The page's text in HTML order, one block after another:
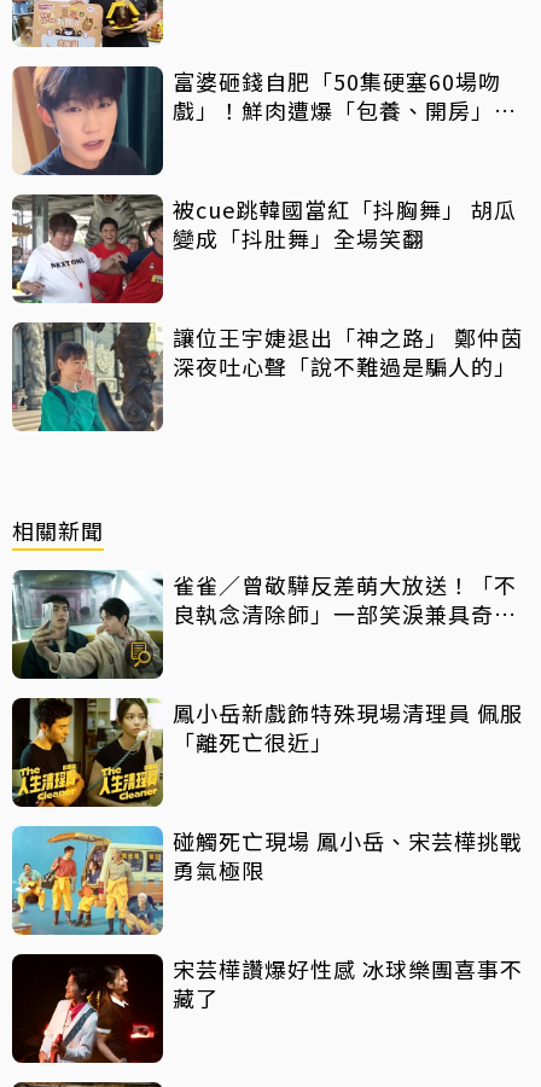
富婆砸錢自肥「50集硬塞60場吻
戲」！鮮肉遭爆「包養、開房」全
被cue跳韓國當紅「抖胸舞」 胡瓜
變成「抖肚舞」全場笑翻
讓位王宇婕退出「神之路」 鄭仲茵
深夜吐心聲「說不難過是騙人的」
相關新聞
雀雀／曾敬驊反差萌大放送！「不
良執念清除師」一部笑淚兼具奇幻
鳳小岳新戲飾特殊現場清理員 佩服
「離死亡很近」
碰觸死亡現場 鳳小岳、宋芸樺挑戰
勇氣極限
宋芸樺讚爆好性感 冰球樂團喜事不
藏了